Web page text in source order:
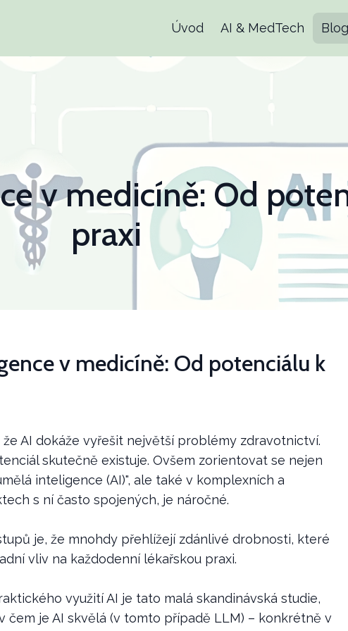
Úvod AI & MedTech Blog
v medicíně: Od
praxi
v medicíně: Od potenciálu k
že AI dokáže vyřešit největší problémy zdravotnictví.
skutečně existuje. Ovšem zorientovat se nejen
inteligence (AI)", ale také v komplexních a
s ní často spojených, je náročné.
je, že mnohdy přehlížejí zdánlivé drobnosti, které
vliv na každodenní lékařskou praxi.
využití AI je tato malá skandinávská studie,
čem je AI skvělá (v tomto případě LLM) – konkrétně v